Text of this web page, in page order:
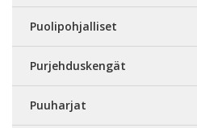
Puolipohjalliset
Purjehduskengät
Puuharjat